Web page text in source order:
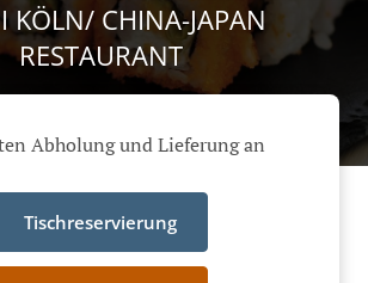
KÖLN/ CHINA-JAPAN
RESTAURANT
Abholung und Lieferung an
Tischreservierung